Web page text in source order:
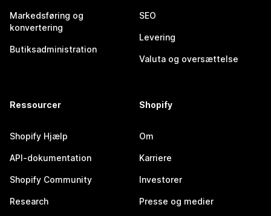
Markedsføring og
konvertering
Butiksadministration
SEO
Levering
Valuta og oversættelse
Ressourcer
Shopify Hjælp
API-dokumentation
Shopify Community
Research
Shopify
Om
Karriere
Investorer
Presse og medier